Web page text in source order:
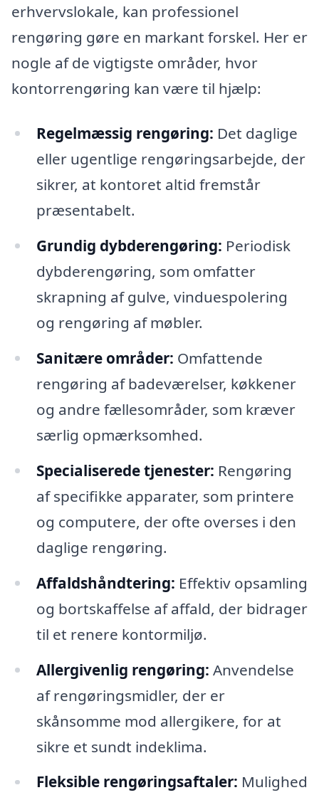
erhvervslokale, kan professionel
rengøring gøre en markant forskel. Her er
nogle af de vigtigste områder, hvor
kontorrengøring kan være til hjælp:
Regelmæssig rengøring: Det daglige
eller ugentlige rengøringsarbejde, der
sikrer, at kontoret altid fremstår
præsentabelt.
Grundig dybderengøring: Periodisk
dybderengøring, som omfatter
skrapning af gulve, vinduespolering
og rengøring af møbler.
Sanitære områder: Omfattende
rengøring af badeværelser, køkkener
og andre fællesområder, som kræver
særlig opmærksomhed.
Specialiserede tjenester: Rengøring
af specifikke apparater, som printere
og computere, der ofte overses i den
daglige rengøring.
Affaldshåndtering: Effektiv opsamling
og bortskaffelse af affald, der bidrager
til et renere kontormiljø.
Allergivenlig rengøring: Anvendelse
af rengøringsmidler, der er
skånsomme mod allergikere, for at
sikre et sundt indeklima.
Fleksible rengøringsaftaler: Mulighed